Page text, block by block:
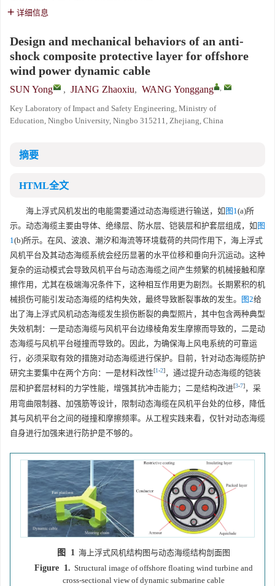
详细信息
Design and mechanical behaviors of an anti-
shock composite protective layer for offshore
wind power dynamic cable
SUN Yong , JIANG Zhaoxiu, WANG Yonggang ,
Key Laboratory of Impact and Safety Engineering, Ministry of
Education, Ningbo University, Ningbo 315211, Zhejiang, China
摘要
HTML全文
海上浮式风机发出的电能需要通过动态海缆进行输送，如 图1(a)所
示。动态海缆主要由导体、绝缘层、防水层、铠装层和护套层组成，如 图
1(b)所示。在风、波浪、潮汐和海流等环境载荷的共同作用下，海上浮式
风机平台及其动态海缆系统会经历显著的水平位移和垂向升沉运动。这种
复杂的运动模式会导致风机平台与动态海缆之间产生频繁的机械接触和摩
擦作用，尤其在极端海况条件下，这种相互作用更为剧烈。长期累积的机
械损伤可能引发动态海缆的结构失效，最终导致断裂事故的发生。
图2给
出了海上浮式风机动态海缆发生损伤断裂的典型照片，其中包含两种典型
失效机制：一是动态海缆与风机平台边缘棱角发生摩擦而导致的，二是动
态海缆与风机平台碰撞而导致的。因此，为确保海上风电系统的可靠运
行，必须采取有效的措施对动态海缆进行保护。目前，针对动态海缆防护
研究主要集中在两个方向：一是材料改性[1-2]，通过提升动态海缆的铠装
层和护套层材料的力学性能，增强其抗冲击能力；二是结构改进[3-7]，采
用弯曲限制器、加强筋等设计，限制动态海缆在风机平台处的位移，降低
其与风机平台之间的碰撞和摩擦频率。从工程实践来看，仅针对动态海缆
自身进行加强来进行防护是不够的。
图 1 海上浮式风机结构图与动态海缆结构剖面图
Figure 1. Structural image of offshore floating wind turbine and
cross-sectional view of dynamic submarine cable